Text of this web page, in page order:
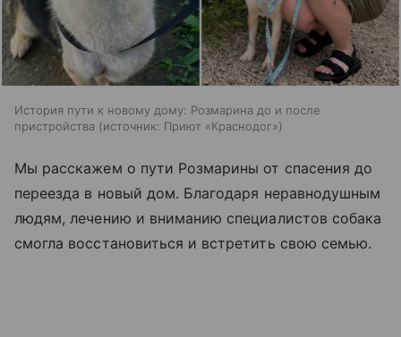
История пути к новому дому: Розмарина до и после
пристройства
источник: Приют «Краснодог»
Мы расскажем о пути Розмарины от спасения до
переезда в новый дом. Благодаря неравнодушным
людям, лечению и вниманию специалистов собака
смогла восстановиться и встретить свою семью.